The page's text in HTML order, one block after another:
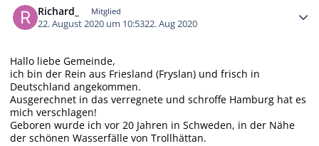
Richard_ Mitglied
22. August 2020 um 10:5322. Aug 2020
Hallo liebe Gemeinde,
ich bin der Rein aus Friesland (Fryslan) und frisch in
Deutschland angekommen.
Ausgerechnet in das verregnete und schroffe Hamburg hat es
mich verschlagen!
Geboren wurde ich vor 20 Jahren in Schweden, in der Nähe
der schönen Wasserfälle von Trollhättan.